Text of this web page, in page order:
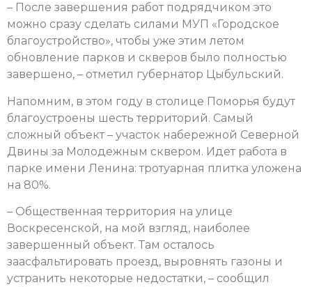
– После завершения работ подрядчиком это
можно сразу сделать силами МУП «Городское
благоустройство», чтобы уже этим летом
обновление парков и скверов было полностью
завершено, – отметил губернатор Цыбульский.
Напомним, в этом году в столице Поморья будут
благоустроены шесть территорий. Самый
сложный объект – участок набережной Северной
Двины за Молодежным сквером. Идет работа в
парке имени Ленина: тротуарная плитка уложена
на 80%.
– Общественная территория на улице
Воскресенской, на мой взгляд, наиболее
завершенный объект. Там осталось
заасфальтировать проезд, выровнять газоны и
устранить некоторые недостатки, – сообщил